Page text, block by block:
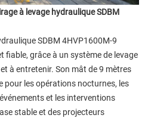
à levage hydraulique SDBM
SDBM 4HVP1600M-9
grâce à un système de levage
à entretenir. Son mât de 9 mètres
pour les opérations nocturnes, les
et les interventions
stable et des projecteurs